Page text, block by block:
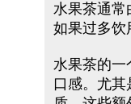
水果茶通常
如果过多饮
水果茶的一
口感。尤